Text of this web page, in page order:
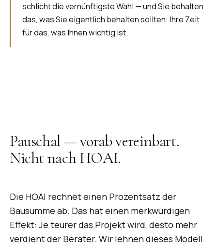
schlicht die vernünftigste Wahl — und Sie behalten
das, was Sie eigentlich behalten sollten: Ihre Zeit
für das, was Ihnen wichtig ist.
Pauschal —vorab vereinbart.
Nicht nach HOAI.
Die HOAI rechnet einen Prozentsatz der
Bausumme ab. Das hat einen merkwürdigen
Effekt: Je teurer das Projekt wird, desto mehr
verdient der Berater. Wir lehnen dieses Modell